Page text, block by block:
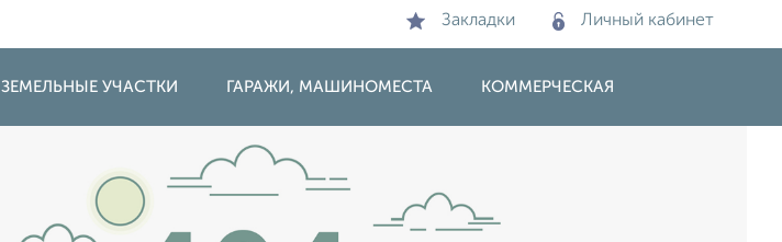
Закладки Личный кабинет
ЗЕМЕЛЬНЫЕ УЧАСТКИ ГАРАЖИ, МАШИНОМЕСТА КОММЕРЧЕСКАЯ